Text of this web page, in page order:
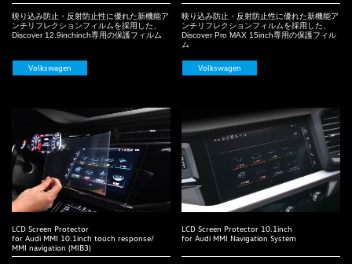
映り込み防止・反射防止性に優れた新機能ア
ンチリフレクションフィルムを採用した、
Discover 12.9inchinch専用の保護フィルム
Volkswagen
映り込み防止・反射防止性に優れた新機能ア
ンチリフレクションフィルムを採用した、
Discover Pro MAX 15inch専用の保護フィル
ム
Volkswagen
LCD Screen Protector
for Audi MMI 10.1inch touch response/
MMI navigation (MIB3)
LCD Screen Protector 10.1inch
for Audi MMI Navigation System